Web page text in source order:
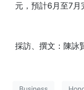
元，預計6月至7月
採訪、撰文：陳詠